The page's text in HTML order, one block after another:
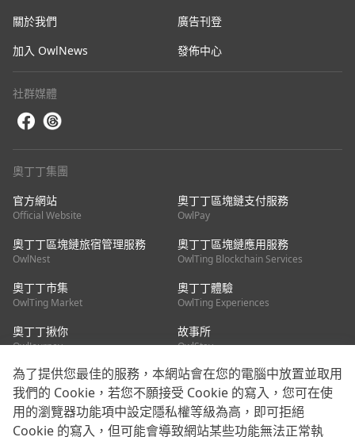
關於我們
廣告刊登
加入 OwlNews
發佈中心
社群媒體
奧丁丁集團
官方網站
Official Website
奧丁丁區塊鏈支付服務
OwlPay
奧丁丁區塊鏈旅宿管理服務
OwlNest
奧丁丁區塊鏈應用服務
OwlTing Blockchain Services
奧丁丁市集
OwlTing Market
奧丁丁體驗
OwlTing Experiences
奧丁丁揪你
OwlJourney
故事所
OwlStay
聯絡我們
客服信箱：mediapartner@owlting.com
為了提供您最佳的服務，本網站會在您的電腦中放置並取用
我們的 Cookie，若您不願接受 Cookie 的寫入，您可在使
用的瀏覽器功能項中設定隱私權等級為高，即可拒絕
Cookie 的寫入，但可能會導致網站某些功能無法正常執